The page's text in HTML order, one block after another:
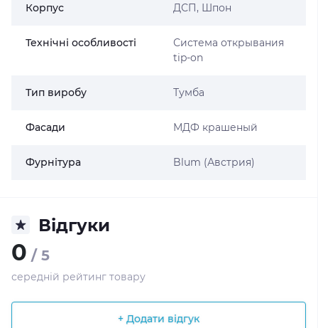
Корпус ДСП, Шпон
Технічні особливості
Система открывания
tip-on
Тип виробу Тумба
Фасади МДФ крашеный
Фурнітура Blum (Австрия)
Відгуки
0 / 5
середній рейтинг товару
+ Додати відгук